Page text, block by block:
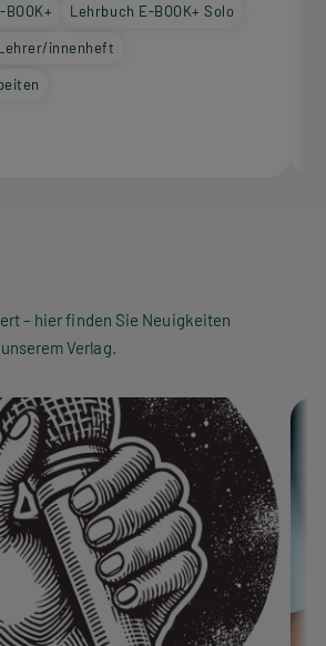
Lehrbuch E-BOOK+ Solo
innenheft
– hier finden Sie Neuigkeiten
Verlag.